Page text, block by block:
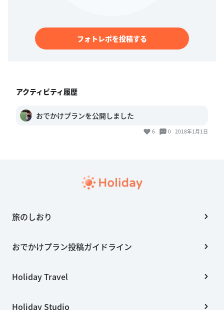
フォトレポを投稿する
アクティビティ履歴
おでかけプランを公開しました
6 0 2018年1月1日
旅のしおり
おでかけプラン投稿ガイドライン
Holiday Travel
Holiday Studio